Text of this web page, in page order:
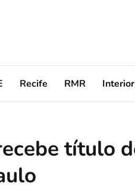
Recife RMR Interior
título